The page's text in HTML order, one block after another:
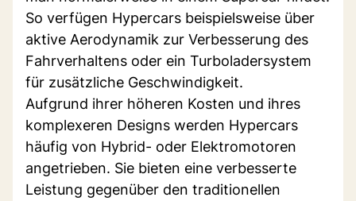
So verfügen Hypercars beispielsweise über
aktive Aerodynamik zur Verbesserung des
Fahrverhaltens oder ein Turboladersystem
für zusätzliche Geschwindigkeit.
Aufgrund ihrer höheren Kosten und ihres
komplexeren Designs werden Hypercars
häufig von Hybrid- oder Elektromotoren
angetrieben. Sie bieten eine verbesserte
Leistung gegenüber den traditionellen